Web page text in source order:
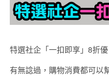
特選社企「一扣即享」8折優
有無諗過，購物消費都可以